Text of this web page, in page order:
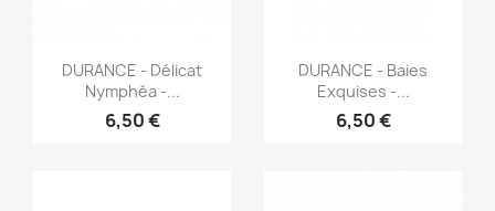
Aperçu rapide
DURANCE - Délicat
Nymphéa -...
6,50 €
 Aperçu rapide
DURANCE - Baies
Exquises -...
6,50 €